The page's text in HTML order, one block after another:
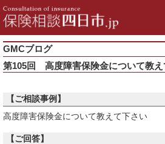
GMCブログ
第105回 高度障害保険金について教え
【ご相談事例】
高度障害保険金について教えて下さい
【ご回答】